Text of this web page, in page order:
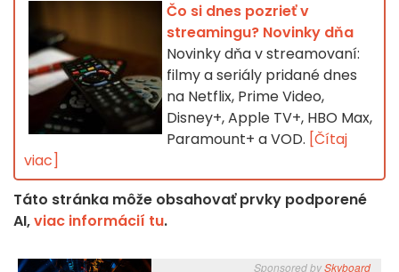
Čo si dnes pozrieť v
streamingu? Novinky dňa
Novinky dňa v streamovaní:
filmy a seriály pridané dnes
na Netflix, Prime Video,
Disney+, Apple TV+, HBO Max,
Paramount+ a VOD. [Čítaj
viac]
Táto stránka môže obsahovať prvky podporené
AI,viac informácií tu.